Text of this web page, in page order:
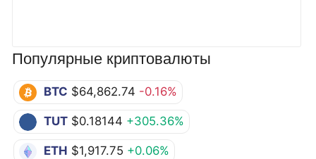
Популярные криптовалюты
BTC $64,862.74 -0.16%
TUT $0.18144 +305.36%
ETH $1,917.75 +0.06%